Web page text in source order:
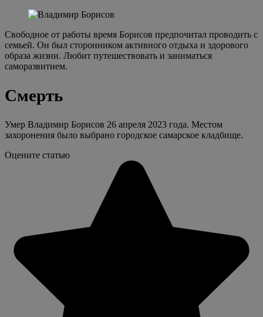
Свободное от работы время Борисов предпочитал проводить с
семьей. Он был сторонником активного отдыха и здорового
образа жизни. Любит путешествовать и заниматься
саморазвитием.
Смерть
Умер Владимир Борисов 26 апреля 2023 года. Местом
захоронения было выбрано городское самарское кладбище.
Оцените статью